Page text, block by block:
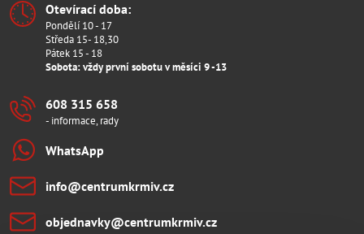
Otevírací doba:
Pondělí 10 - 17
Středa 15- 18,30
Pátek 15 - 18
Sobota: vždy první sobotu v měsíci 9 -13
608 315 658
- informace, rady
WhatsApp
info​@centrumkrmiv​.cz
objednavky​@centrumkrmiv​.cz